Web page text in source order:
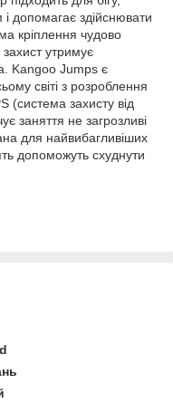
і допомагає здійснювати
кріплення чудово
утримує
Kangoo Jumps є
світі з розроблення
(система захисту від
заняття не загрозливі
для найвибагливіших
допоможуть схуднути